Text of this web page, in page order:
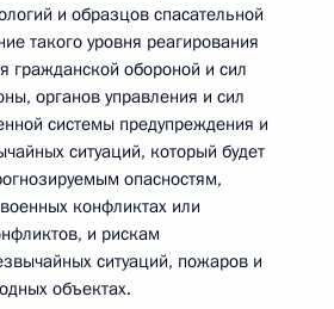
и образцов спасательной
такого уровня реагирования
гражданской обороной и сил
органов управления и сил
системы предупреждения и
ситуаций, который будет
опасностям,
конфликтах или
и рискам
ситуаций, пожаров и
объектах.